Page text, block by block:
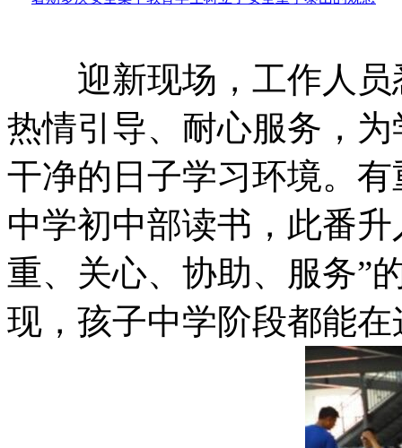
迎新现场，工作人员
热情引导、耐心服务，
干净的日子学习环境。
中学初中部读书，此番
重、关心、协助、服务”
现，孩子中学阶段都能